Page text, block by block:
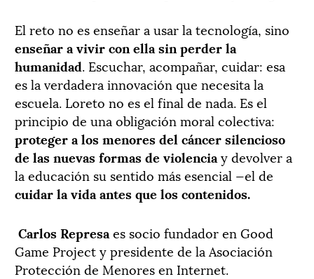
El reto no es enseñar a usar la tecnología, sino
enseñar a vivir con ella sin perder la
humanidad. Escuchar, acompañar, cuidar: esa
es la verdadera innovación que necesita la
escuela. Loreto no es el final de nada. Es el
principio de una obligación moral colectiva:
proteger a los menores del cáncer silencioso
de las nuevas formas de violencia y devolver a
la educación su sentido más esencial —el de
cuidar la vida antes que los contenidos.
Carlos Represa es socio fundador en Good
Game Project y presidente de la Asociación
Protección de Menores en Internet.